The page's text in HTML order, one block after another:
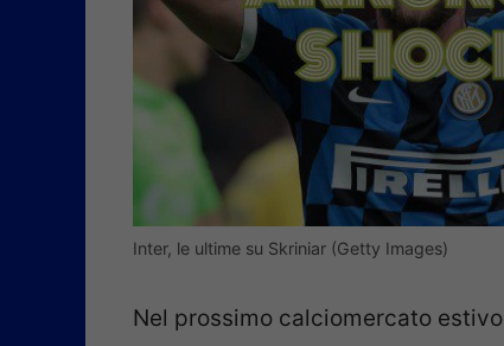
Inter, le ultime su Skriniar (Getty Images)
Nel prossimo calciomercato estivo